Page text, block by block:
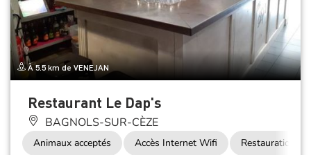
À 5.5 km de VENEJAN
Restaurant Le Dap's
BAGNOLS-SUR-CÈZE
Animaux acceptés Accès Internet Wifi Restauration